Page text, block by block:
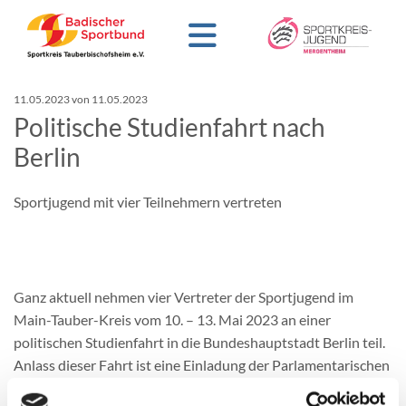
11.05.2023von 11.05.2023
Politische Studienfahrt nach
Berlin
Sportjugend mit vier Teilnehmern vertreten
Ganz aktuell nehmen vier Vertreter der Sportjugend im
Main-Tauber-Kreis vom 10. – 13. Mai 2023 an einer
politischen Studienfahrt in die Bundeshauptstadt Berlin teil.
Anlass dieser Fahrt ist eine Einladung der Parlamentarischen
Geschäftsführerin der CDU/CSU-Bundestagsfraktion Nina